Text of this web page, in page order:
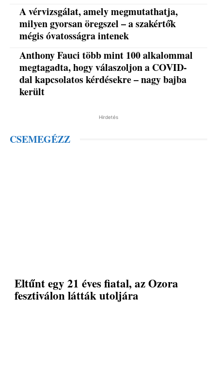
A vérvizsgálat, amely megmutathatja,
milyen gyorsan öregszel – a szakértők
mégis óvatosságra intenek
Anthony Fauci több mint 100 alkalommal
megtagadta, hogy válaszoljon a COVID-
dal kapcsolatos kérdésekre – nagy bajba
került
Hirdetés
CSEMEGÉZZ
Eltűnt egy 21 éves fiatal, az Ozora
fesztiválon látták utoljára